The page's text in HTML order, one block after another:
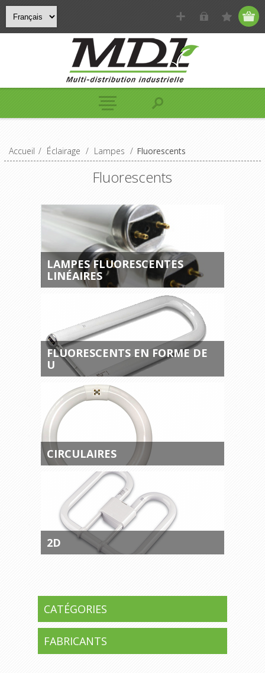
Accueil / Éclairage / Lampes / Fluorescents
Fluorescents
LAMPES FLUORESCENTES
LINÉAIRES
FLUORESCENTS EN FORME DE
U
CIRCULAIRES
2D
CATÉGORIES
FABRICANTS